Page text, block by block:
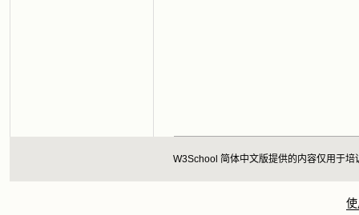
W3School 简体中文版提供的内容仅用于